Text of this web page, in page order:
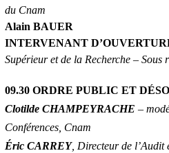
du Cnam
Alain BAUER
INTERVENANT
Supérieur et de la Recherche – Sous
09.30 ORDRE PUBLIC ET
Clotilde CHAMPEYRACHE –
Conférences, Cnam
Éric CARREY, Directeur de l’Audit